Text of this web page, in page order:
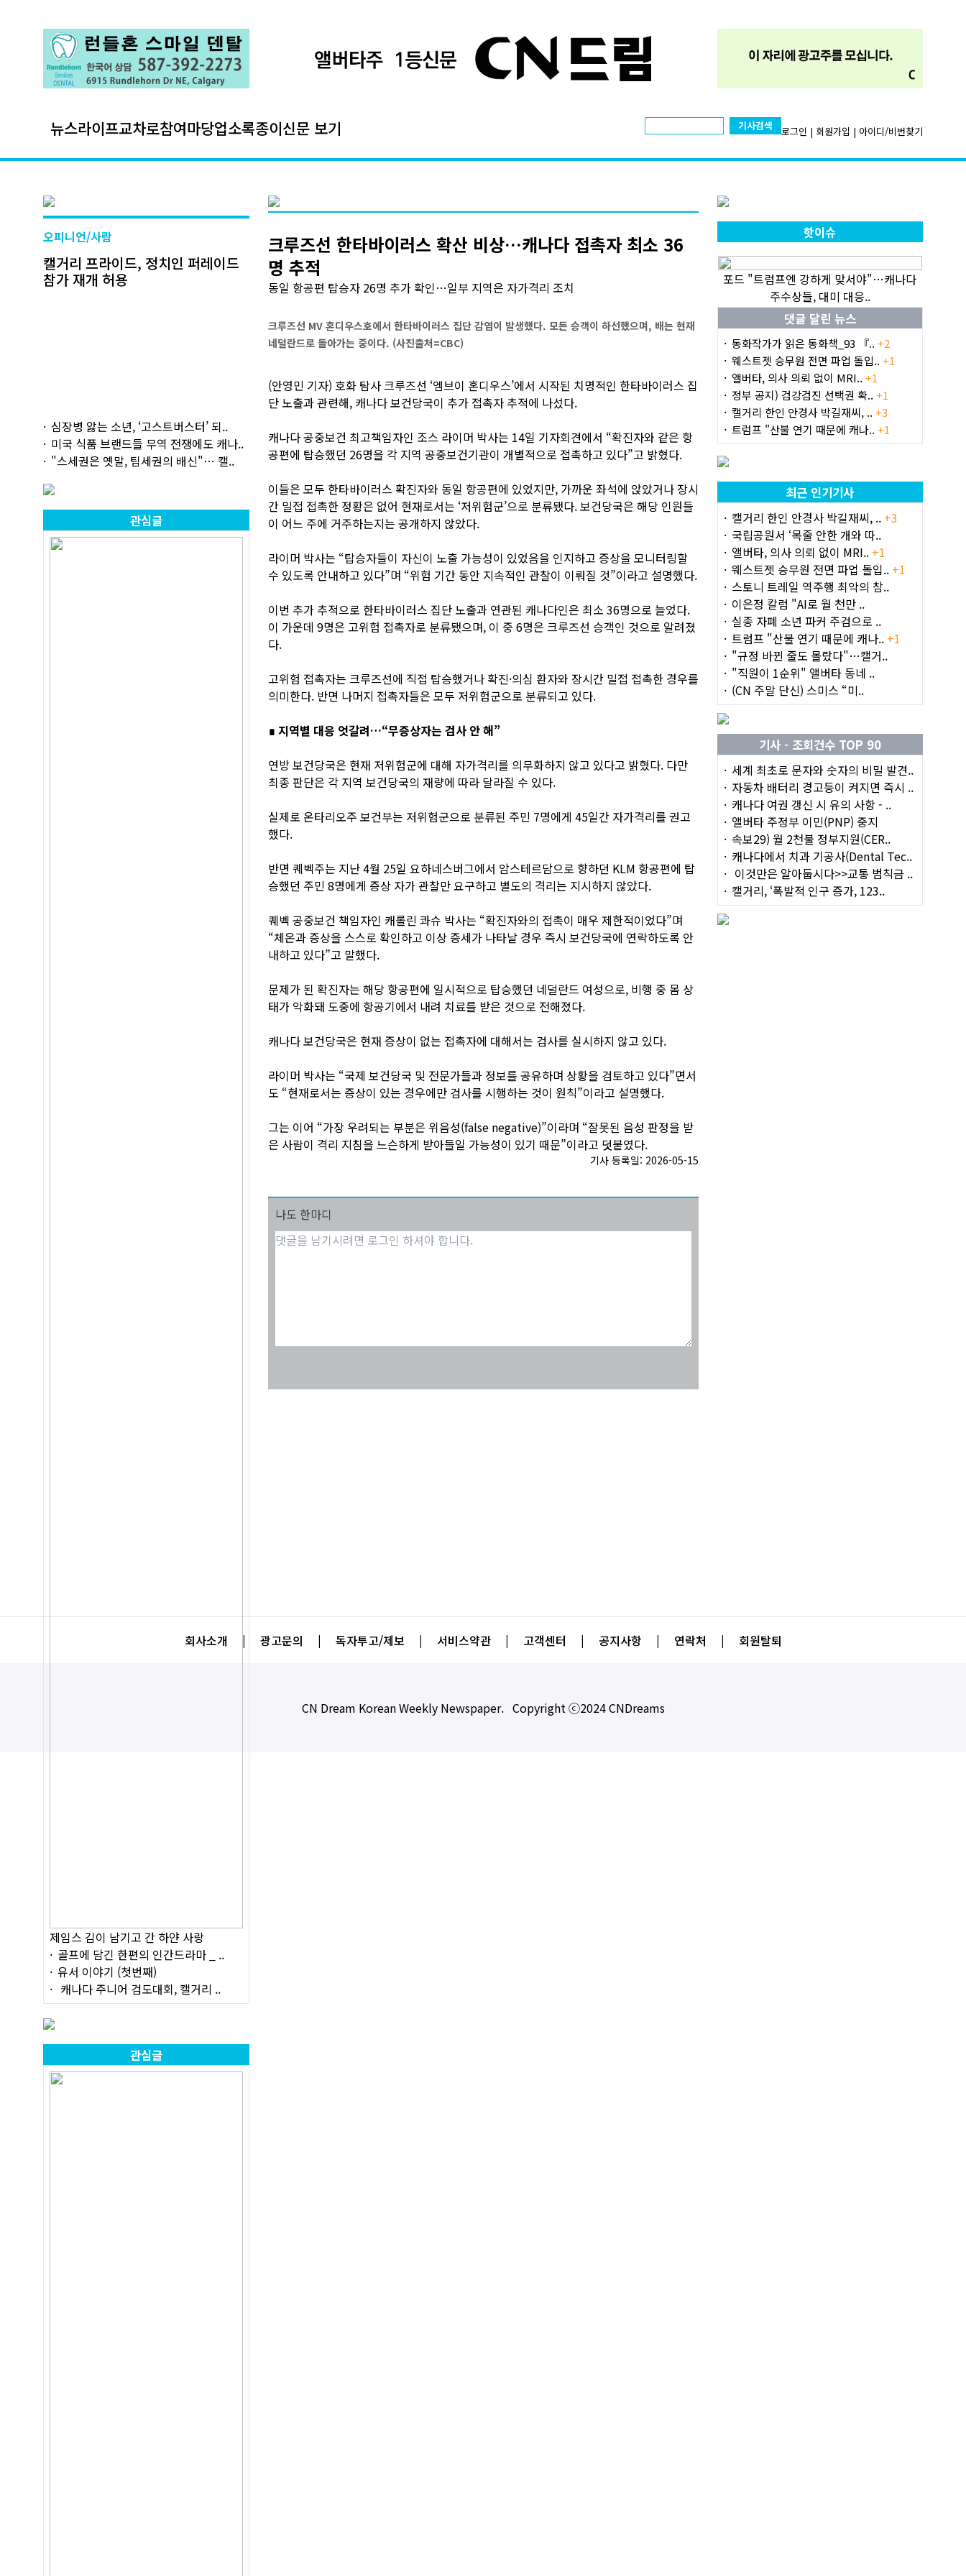
뉴스라이프교차로참여마당업소록종이신문 보기 기사검색 로그인 | 회원가입 | 아이디/비번찾기
오피니언/사람
캘거리 프라이드, 정치인 퍼레이드
참가 재개 허용
심장병 앓는 소년, ‘고스트버스터’ 되..
미국 식품 브랜드들 무역 전쟁에도 캐나..
"스세권은 옛말, 팀세권의 배신"… 캘..
관심글
제임스 김이 남기고 간 하얀 사랑
골프에 담긴 한편의 인간드라마 _ ..
유서 이야기 (첫번째)
캐나다 주니어 검도대회, 캘거리 ..
관심글
크루즈선 한타바이러스 확산 비상…캐나다 접촉자 최소 36
명 추적
동일 항공편 탑승자 26명 추가 확인…일부 지역은 자가격리 조치
크루즈선 MV 혼디우스호에서 한타바이러스 집단 감염이 발생했다. 모든 승객이 하선했으며, 배는 현재
네덜란드로 돌아가는 중이다. (사진출처=CBC)
(안영민 기자) 호화 탐사 크루즈선 ‘엠브이 혼디우스’에서 시작된 치명적인 한타바이러스 집
단 노출과 관련해, 캐나다 보건당국이 추가 접촉자 추적에 나섰다.
캐나다 공중보건 최고책임자인 조스 라이머 박사는 14일 기자회견에서 “확진자와 같은 항
공편에 탑승했던 26명을 각 지역 공중보건기관이 개별적으로 접촉하고 있다”고 밝혔다.
이들은 모두 한타바이러스 확진자와 동일 항공편에 있었지만, 가까운 좌석에 앉았거나 장시
간 밀접 접촉한 정황은 없어 현재로서는 ‘저위험군’으로 분류됐다. 보건당국은 해당 인원들
이 어느 주에 거주하는지는 공개하지 않았다.
라이머 박사는 “탑승자들이 자신이 노출 가능성이 있었음을 인지하고 증상을 모니터링할
수 있도록 안내하고 있다”며 “위험 기간 동안 지속적인 관찰이 이뤄질 것”이라고 설명했다.
이번 추가 추적으로 한타바이러스 집단 노출과 연관된 캐나다인은 최소 36명으로 늘었다.
이 가운데 9명은 고위험 접촉자로 분류됐으며, 이 중 6명은 크루즈선 승객인 것으로 알려졌
다.
고위험 접촉자는 크루즈선에 직접 탑승했거나 확진·의심 환자와 장시간 밀접 접촉한 경우를
의미한다. 반면 나머지 접촉자들은 모두 저위험군으로 분류되고 있다.
∎ 지역별 대응 엇갈려…“무증상자는 검사 안 해”
연방 보건당국은 현재 저위험군에 대해 자가격리를 의무화하지 않고 있다고 밝혔다. 다만
최종 판단은 각 지역 보건당국의 재량에 따라 달라질 수 있다.
실제로 온타리오주 보건부는 저위험군으로 분류된 주민 7명에게 45일간 자가격리를 권고
했다.
반면 퀘벡주는 지난 4월 25일 요하네스버그에서 암스테르담으로 향하던 KLM 항공편에 탑
승했던 주민 8명에게 증상 자가 관찰만 요구하고 별도의 격리는 지시하지 않았다.
퀘벡 공중보건 책임자인 캐롤린 콰슈 박사는 “확진자와의 접촉이 매우 제한적이었다”며
“체온과 증상을 스스로 확인하고 이상 증세가 나타날 경우 즉시 보건당국에 연락하도록 안
내하고 있다”고 말했다.
문제가 된 확진자는 해당 항공편에 일시적으로 탑승했던 네덜란드 여성으로, 비행 중 몸 상
태가 악화돼 도중에 항공기에서 내려 치료를 받은 것으로 전해졌다.
캐나다 보건당국은 현재 증상이 없는 접촉자에 대해서는 검사를 실시하지 않고 있다.
라이머 박사는 “국제 보건당국 및 전문가들과 정보를 공유하며 상황을 검토하고 있다”면서
도 “현재로서는 증상이 있는 경우에만 검사를 시행하는 것이 원칙”이라고 설명했다.
그는 이어 “가장 우려되는 부분은 위음성(false negative)”이라며 “잘못된 음성 판정을 받
은 사람이 격리 지침을 느슨하게 받아들일 가능성이 있기 때문”이라고 덧붙였다.
기사 등록일: 2026-05-15
나도 한마디
핫이슈
포드 "트럼프엔 강하게 맞서야"…캐나다
주수상들, 대미 대응..
댓글 달린 뉴스
동화작가가 읽은 동화책_93 『.. +2
웨스트젯 승무원 전면 파업 돌입.. +1
앨버타, 의사 의뢰 없이 MRI.. +1
정부 공지) 검강검진 선택권 확.. +1
캘거리 한인 안경사 박길재씨, .. +3
트럼프 "산불 연기 때문에 캐나.. +1
최근 인기기사
캘거리 한인 안경사 박길재씨, .. +3
국립공원서 ‘목줄 안한 개와 따..
앨버타, 의사 의뢰 없이 MRI.. +1
웨스트젯 승무원 전면 파업 돌입.. +1
스토니 트레일 역주행 최악의 참..
이은정 칼럼 "AI로 월 천만 ..
실종 자폐 소년 파커 주검으로 ..
트럼프 "산불 연기 때문에 캐나.. +1
"규정 바뀐 줄도 몰랐다"…캘거..
"직원이 1순위" 앨버타 동네 ..
(CN 주말 단신) 스미스 “미..
기사 - 조회건수 TOP 90
세계 최초로 문자와 숫자의 비밀 발견..
자동차 배터리 경고등이 켜지면 즉시 ..
캐나다 여권 갱신 시 유의 사항 - ..
앨버타 주정부 이민(PNP) 중지
속보29) 월 2천불 정부지원(CER..
캐나다에서 치과 기공사(Dental Tec..
이것만은 알아둡시다>>교통 범칙금 ..
캘거리, ‘폭발적 인구 증가, 123..
회사소개 | 광고문의 | 독자투고/제보 | 서비스약관 | 고객센터 | 공지사항 | 연락처 | 회원탈퇴
CN Dream Korean Weekly Newspaper. Copyright ⓒ2024 CNDreams